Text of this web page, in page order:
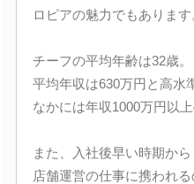
ロピアの魅力でもあります
チーフの平均年齢は32歳。
平均年収は630万円と高水
なかには年収1000万円以上
また、入社後早い時期から
店舗運営の仕事に携われる